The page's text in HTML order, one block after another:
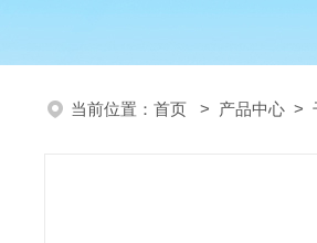
当前位置： 首页 > 产品中心 >